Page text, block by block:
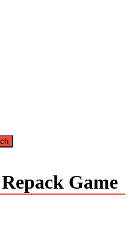
ร ใหม่ 2023 ไม่ครอบลิงค์
Game